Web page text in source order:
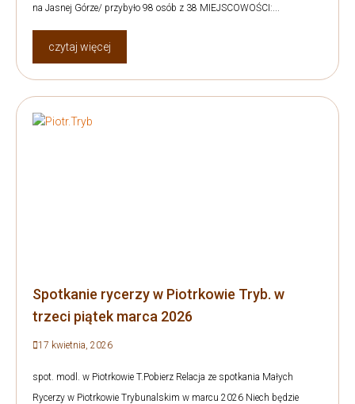
na Jasnej Górze/ przybyło 98 osób z 38 MIEJSCOWOŚCI:...
czytaj więcej
Spotkanie rycerzy w Piotrkowie Tryb. w
trzeci piątek marca 2026
17 kwietnia, 2026
spot. modl. w Piotrkowie T.Pobierz Relacja ze spotkania Małych
Rycerzy w Piotrkowie Trybunalskim w marcu 2026 Niech będzie